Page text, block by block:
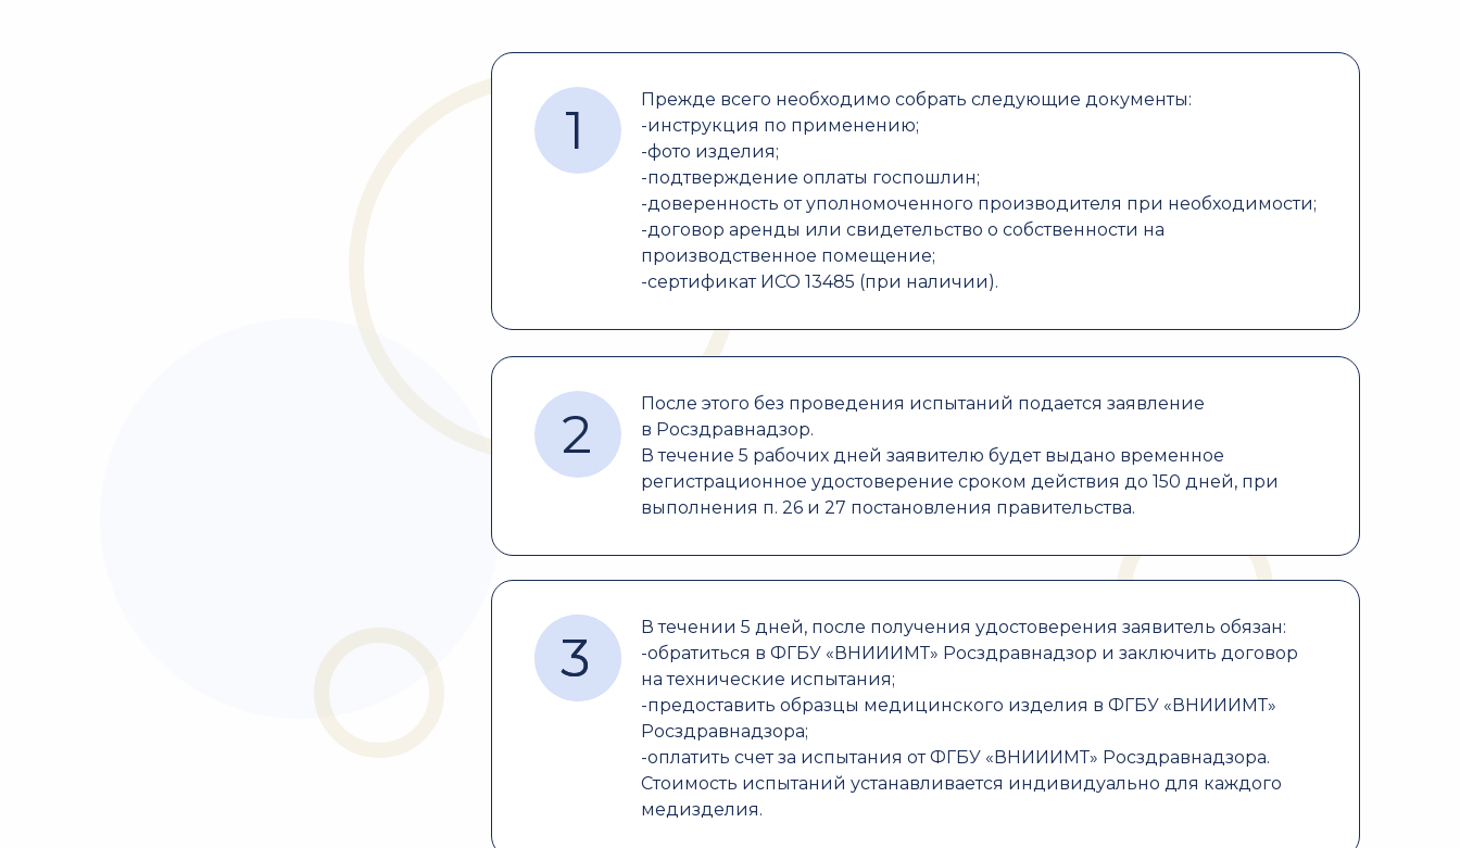
1
2
3
3
Прежде всего необходимо собрать следующие документы:
-инструкция по применению;
-фото изделия;
-подтверждение оплаты госпошлин;
-доверенность от уполномоченного производителя при необходимости;
-договор аренды или свидетельство о собственности на
производственное помещение;
-сертификат ИСО 13485 (при наличии).
После этого без проведения испытаний подается заявление
в Росздравнадзор.
В течение 5 рабочих дней заявителю будет выдано временное
регистрационное удостоверение сроком действия до 150 дней, при
выполнения п. 26 и 27 постановления правительства.
В течении 5 дней, после получения удостоверения заявитель обязан:
-обратиться в ФГБУ «ВНИИИМТ» Росздравнадзор и заключить договор
на технические испытания;
-предоставить образцы медицинского изделия в ФГБУ «ВНИИИМТ»
Росздравнадзора;
-оплатить счет за испытания от ФГБУ «ВНИИИМТ» Росздравнадзора.
Стоимость испытаний устанавливается индивидуально для каждого
медизделия.